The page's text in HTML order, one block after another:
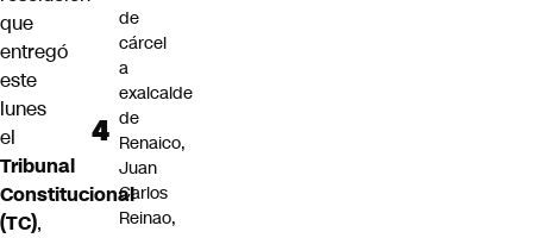
que
entregó
este
lunes
el
Tribunal
Constitucional
(TC),
de
cárcel
a
exalcalde
de
Renaico,
Juan
Carlos
Reinao,